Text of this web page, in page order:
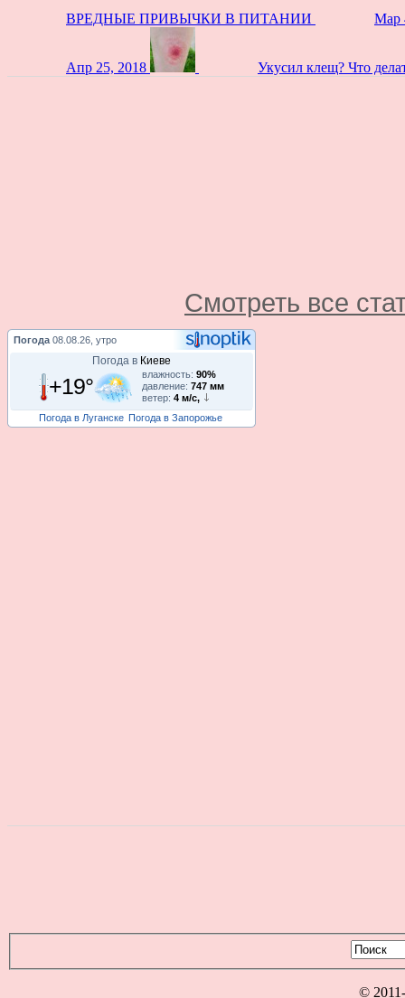
ВРЕДНЫЕ ПРИВЫЧКИ В ПИТАНИИ Мар
Апр 25, 2018 Укусил клещ? Что
Смотреть все
Погода 08.08.26, утро
Погода в Киеве
+19° влажность: 90%
давление: 747 мм
ветер: 4 м/с,
Погода в Луганске Погода в Запорожье
©